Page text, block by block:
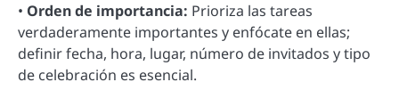
• Orden de importancia: Prioriza las tareas
verdaderamente importantes y enfócate en ellas;
definir fecha, hora, lugar, número de invitados y tipo
de celebración es esencial.